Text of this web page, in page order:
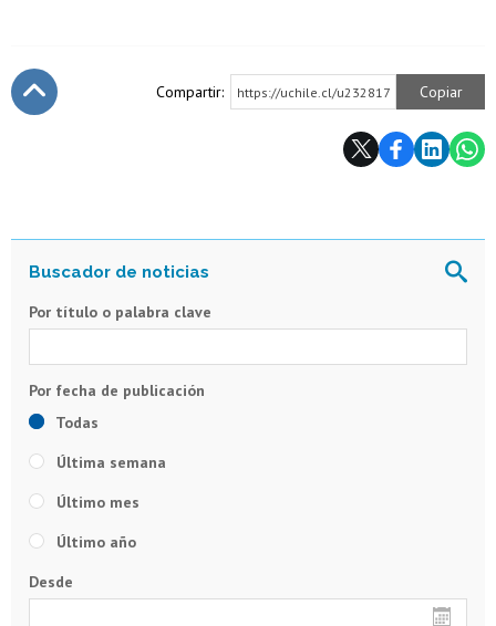
Compartir: https://uchile.cl/u232817 Copiar
Por título o palabra clave
Todas
Última semana
Último mes
Último año
Desde